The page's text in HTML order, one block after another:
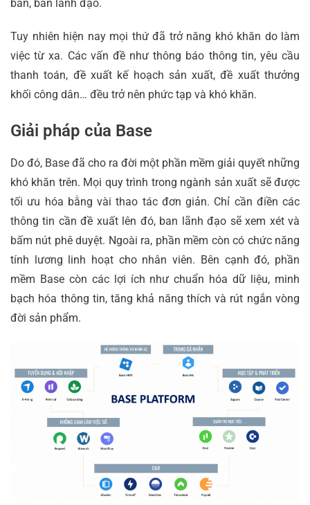
ban, ban lãnh đạo.
Tuy nhiên hiện nay mọi thứ đã trở năng khó khăn do làm
việc từ xa. Các vấn đề như thông báo thông tin, yêu cầu
thanh toán, đề xuất kế hoạch sản xuất, đề xuất thưởng
khối công dân… đều trở nên phức tạp và khó khăn.
Giải pháp của Base
Do đó, Base đã cho ra đời một phần mềm giải quyết những
khó khăn trên. Mọi quy trình trong ngành sản xuất sẽ được
tối ưu hóa bằng vài thao tác đơn giản. Chỉ cần điền các
thông tin cần đề xuất lên đó, ban lãnh đạo sẽ xem xét và
bấm nút phê duyệt. Ngoài ra, phần mềm còn có chức năng
tính lương linh hoạt cho nhân viên. Bên cạnh đó, phần
mềm Base còn các lợi ích như chuẩn hóa dữ liệu, minh
bạch hóa thông tin, tăng khả năng thích và rút ngắn vòng
đời sản phẩm.